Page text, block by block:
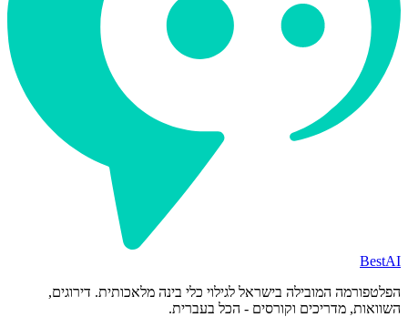
BestAI
הפלטפורמה המובילה בישראל לגילוי כלי בינה מלאכותית. דירוגים,
השוואות, מדריכים וקורסים - הכל בעברית.